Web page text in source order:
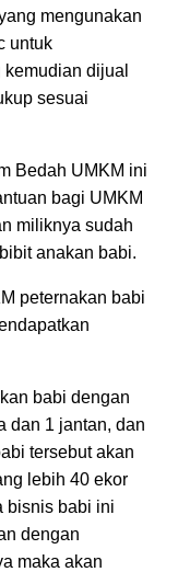
mengunakan
untuk
dijual
sesuai
Bedah UMKM ini
bagi UMKM
miliknya sudah
anakan babi.
peternakan babi
babi dengan
dan 1 jantan, dan
tersebut akan
lebih 40 ekor
bisnis babi ini
dengan
maka akan